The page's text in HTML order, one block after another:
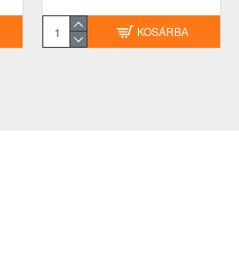
KOSÁRBA